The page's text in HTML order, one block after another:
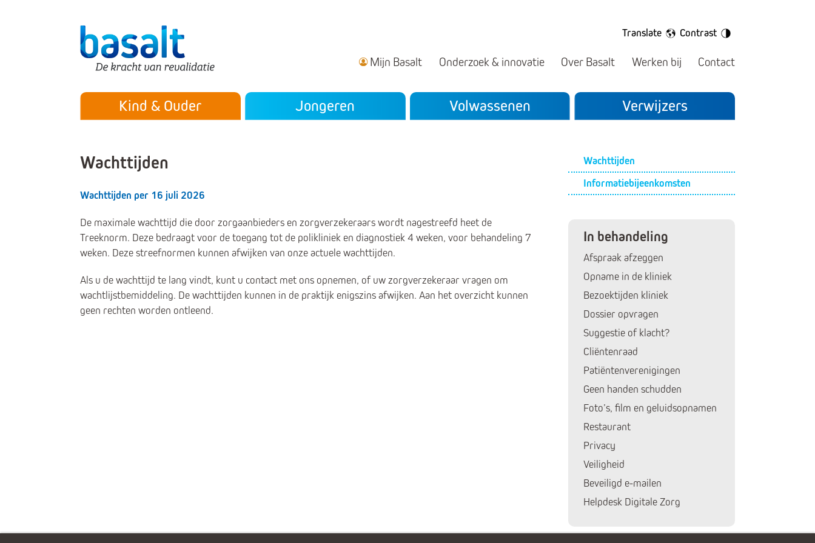
Translate
Contrast
Mijn Basalt Onderzoek & innovatie Over Basalt Werken bij Contact
Hoofdmenu
Kind & Ouder Jongeren Volwassenen Verwijzers
Wachttijden
Wachttijden per 16 juli 2026
De maximale wachttijd die door zorgaanbieders en zorgverzekeraars wordt nagestreefd heet de
Treeknorm. Deze bedraagt voor de toegang tot de polikliniek en diagnostiek 4 weken, voor behandeling 7
weken. Deze streefnormen kunnen afwijken van onze actuele wachttijden.
Als u de wachttijd te lang vindt, kunt u contact met ons opnemen, of uw zorgverzekeraar vragen om
wachtlijstbemiddeling. De wachttijden kunnen in de praktijk enigszins afwijken. Aan het overzicht kunnen
geen rechten worden ontleend.
Submenu
Wachttijden
Informatiebijeenkomsten
In behandeling
Afspraak afzeggen
Opname in de kliniek
Bezoektijden kliniek
Dossier opvragen
Suggestie of klacht?
Cliëntenraad
Patiëntenverenigingen
Geen handen schudden
Foto’s, film en geluidsopnamen
Restaurant
Privacy
Veiligheid
Beveiligd e-mailen
Helpdesk Digitale Zorg